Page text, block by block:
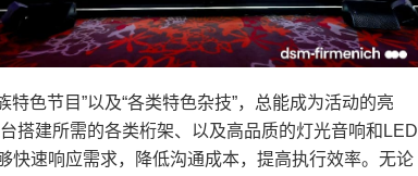
色节目”以及“各类特色杂技”，总能成为活动的亮
搭建所需的各类桁架、以及高品质的灯光音响和LED
快速响应需求，降低沟通成本，提高执行效率。无论